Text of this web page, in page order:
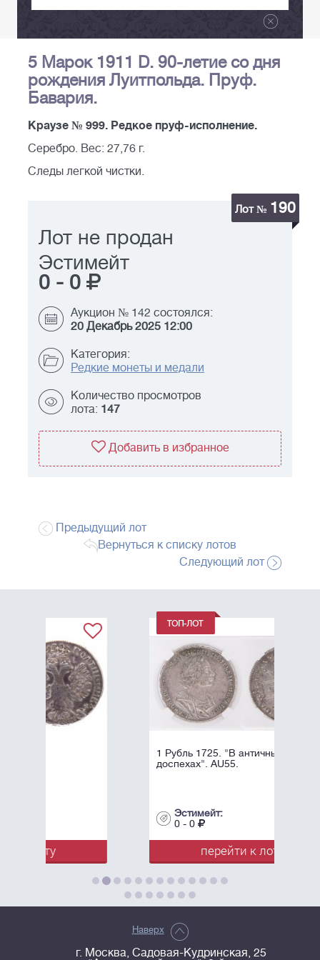
5 Марок 1911 D. 90-летие со дня
рождения Луитпольда. Пруф.
Бавария.
Краузе № 999. Редкое пруф-исполнение.
Серебро. Вес: 27,76 г.
Следы легкой чистки.
Лот № 190
Лот не продан
Эстимейт
0 - 0
Аукцион № 142 состоялся:
20 Декабрь 2025 12:00
Категория:
Редкие монеты и медали
Количество просмотров
лота: 147
Добавить в избранное
Предыдущий лот
Вернуться к списку лотов
Следующий лот
1 Рубль 1725. "В античных
доспехах". AU55.
перейти к лоту
Наверх
г. Москва, Садовая-Кудринская, 25